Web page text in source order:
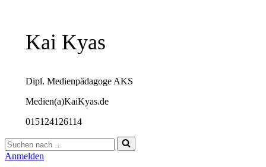
Kai Kyas
Dipl. Medienpädagoge AKS
Medien(a)KaiKyas.de
015124126114
Suchen
nach …
Anmelden